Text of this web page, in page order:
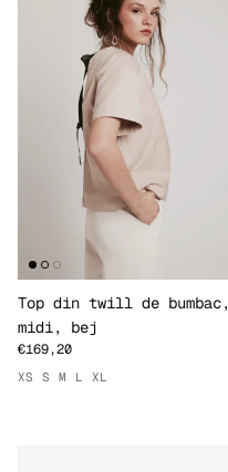
Top din twill de bumbac,
midi, bej
€169,20
XS S M L XL